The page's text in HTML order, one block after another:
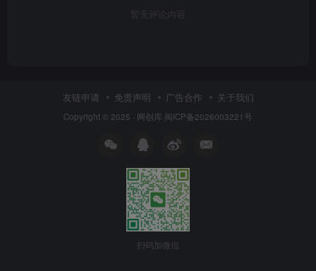
暂无评论内容
友链申请 免责声明 广告合作 关于我们
Copyright © 2025 · 网创库 闽ICP备2026003221号
扫码加微信